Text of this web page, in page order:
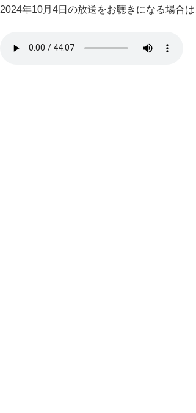
2024年10月4日の放送をお聴きになる場合は